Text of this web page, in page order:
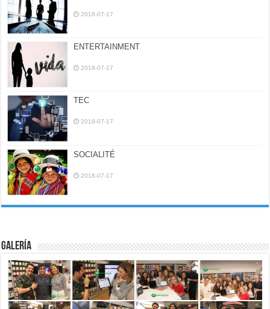
2018-07-17
ENTERTAINMENT
2018-07-17
TEC
2018-07-17
SOCIALITÉ
2018-07-17
Galería